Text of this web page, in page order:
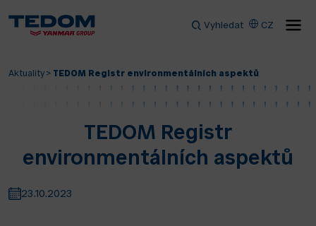
Vyhledat CZ
Aktuality > TEDOM Registr environmentálních aspektů
TEDOM Registr
environmentálních aspektů
23.10.2023